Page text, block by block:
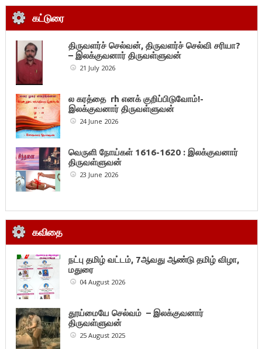
கட்டுரை
திருவளர்ச் செல்வன், திருவளர்ச் செல்வி சரியா?
– இலக்குவனார் திருவள்ளுவன்
21 July 2026
ல கரத்தை rh எனக் குறிப்பிடுவோம்!-
இலக்குவனார் திருவள்ளுவன்
24 June 2026
வெருளி நோய்கள் 1616-1620 : இலக்குவனார்
திருவள்ளுவன்
23 June 2026
கவிதை
நட்பு தமிழ் வட்டம், 7ஆவது ஆண்டு தமிழ் விழா,
மதுரை
04 August 2026
தூய்மையே செல்வம் – இலக்குவனார்
திருவள்ளுவன்
25 August 2025